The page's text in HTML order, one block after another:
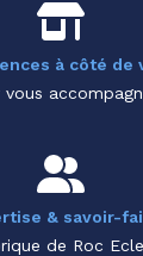
à côté de
vous
& savoir-
de Roc